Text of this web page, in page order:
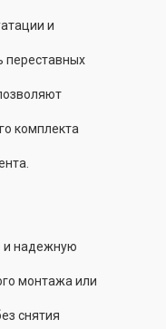
и
переставных
комплекта
и надежную
монтажа или
снятия